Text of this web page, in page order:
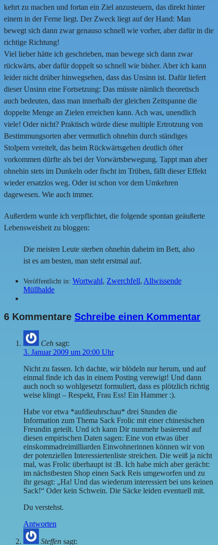
kehrt zu machen und fortan ein Ziel anzusteuern, das direkt hinter
einem in der Ferne liegt. Der Zweck liegt auf der Hand: Man
bewegt sich dann zwar genauso schnell wie vorher, aber dafür in die
richtige Richtung!
Viel lieber hätte ich geschrieben, man bewege sich dann zwar
rückwärts, aber dafür doppelt so schnell wie bisher. Aber ich kann
leider nicht drüber hinwegsehen, dass das Unsinn ist. Dafür liefert
dieser Unsinn eine Fortsetzung: Das müsste nämlich theoretisch
auch bedeuten, dass man innerhalb der gleichen Zeitspanne die
doppelte Menge an Zielen erreichen kann. Ach was, unendlich
viele! Oder nicht? Praktisch würde diese multiple Ertrotzung von
Bestimmungsorten aber vermutlich ohnehin durch ständiges
Stolpern vereitelt, das beim Rückwärtsgehen deutlich öfter
vorkommen dürfte als bei der Vorwärtsbewegung. Tappt man aber
ohnehin stets im Dunkeln oder fischt im Trüben, fällt dieser Effekt
wieder ersatzlos weg. Oder ist schon vor dem Umkehren
dagewesen. Wie auch immer.
Außerdem wurde ich verpflichtet, die folgende spontan geäußerte
Lebensweisheit zu bloggen:
Die meisten Leute sterben ohnehin daheim im Bett, also
ist es am besten, man steht erstmal auf.
Veröffentlicht in: Wortwahl, Zwerchfell, Allwissende
Müllhalde
6 Kommentare Schreibe einen Kommentar
Ceh sagt:
3. Januar 2009 um 20:00 Uhr
Nicht zu fassen. Ich dachte, wir blödeln nur herum, und auf
einmal finde ich das in einem Posting verewigt! Und dann
auch noch so wohlgesetzt formuliert, dass es plötzlich richtig
weise klingt – Respekt, Frau Ess! Ein Hammer :).
Habe vor etwa *aufdieuhrschau* drei Stunden die
Information zum Thema Sack Frolic mit einer chinesischen
Freundin geteilt. Und ich kann Dir nunmehr basierend auf
diesen empirischen Daten sagen: Eine von etwas über
einskommadreimilliarden Einwohnerinnen können wir von
der potenziellen Interessiertenliste streichen. Die weiß ja nicht
mal, was Frolic überhaupt ist :B. Ich habe mich aber gerächt:
im nächstbesten Shop einen Sack Reis umgeworfen und zu
ihr gesagt: „Ha! Und das wiederum interessiert bei uns keinen
Sack!“ Oder kein Schwein. Die Säcke leiden eventuell mit.
Du verstehst.
Antworten
Steffen sagt: